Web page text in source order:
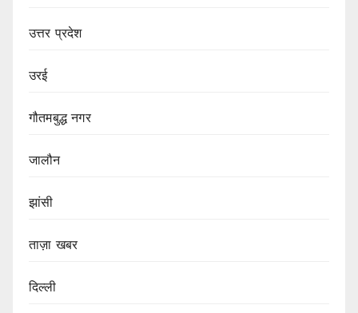
उत्तर प्रदेश
उरई
गौतमबुद्ध नगर
जालौन
झांसी
ताज़ा खबर
दिल्ली